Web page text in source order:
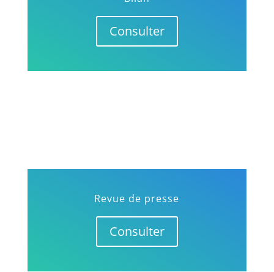
Consulter
Revue de presse
Consulter